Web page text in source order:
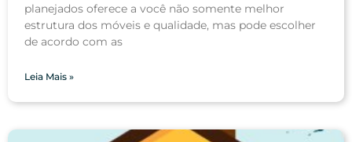
planejados oferece a você não somente melhor
estrutura dos móveis e qualidade, mas pode escolher
de acordo com as
Leia Mais »